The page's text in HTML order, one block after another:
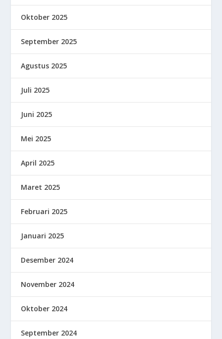
Oktober 2025
September 2025
Agustus 2025
Juli 2025
Juni 2025
Mei 2025
April 2025
Maret 2025
Februari 2025
Januari 2025
Desember 2024
November 2024
Oktober 2024
September 2024